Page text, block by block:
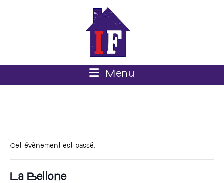
Menu
Cet évènement est passé.
La Bellone